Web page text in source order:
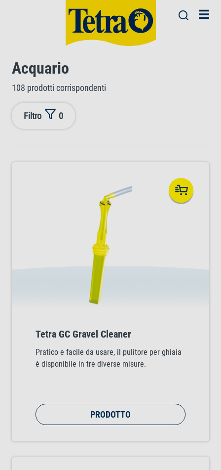
Acquario
108 prodotti corrispondenti
Filtro 0
Tetra GC Gravel Cleaner
Pratico e facile da usare, il pulitore per ghiaia
è disponibile in tre diverse misure.
PRODOTTO